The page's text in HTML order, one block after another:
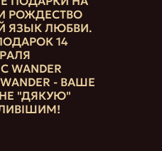
РОЖДЕСТВО
ЯЗЫК ЛЮБВИ.
14
WANDER
- ВАШЕ
"ДЯКУЮ"